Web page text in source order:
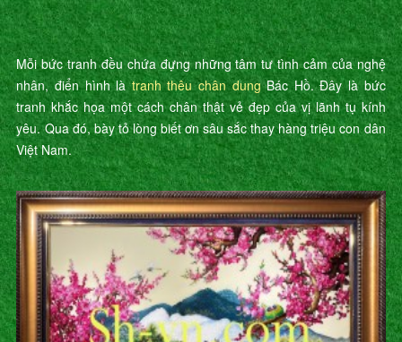
Mỗi bức tranh đều chứa đựng những tâm tư tình cảm của nghệ
nhân, điển hình làtranh thêu chân dungBác Hồ. Đây là bức
tranh khắc họa một cách chân thật vẻ đẹp của vị lãnh tụ kính
yêu. Qua đó, bày tỏ lòng biết ơn sâu sắc thay hàng triệu con dân
Việt Nam.